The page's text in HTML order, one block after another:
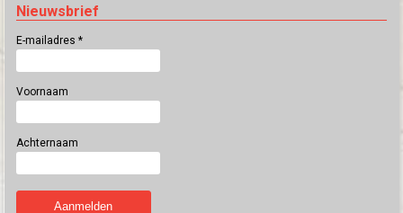
Nieuwsbrief
E-mailadres *
Voornaam
Achternaam